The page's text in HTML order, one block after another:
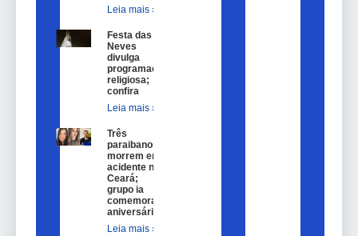
Leia mais »
Festa das
Neves
divulga
programação
religiosa;
confira
Leia mais »
Três
paraibanos
morrem em
acidente no
Ceará;
grupo ia
comemorar
aniversário
Leia mais »